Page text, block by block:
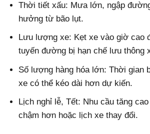
Thời tiết xấu: Mưa lớn, ngập
hưởng từ bão lụt.
Lưu lượng xe: Kẹt xe vào giờ cao
tuyến đường bị hạn chế lưu thông
Số lượng hàng hóa lớn: Thời gian
xe có thể kéo dài hơn dự kiến.
Lịch nghỉ lễ, Tết: Nhu cầu tăng
chậm hơn hoặc lịch xe thay đổi.